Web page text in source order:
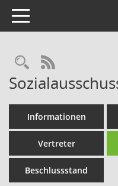
Toggle navigation
RSS-Feed
Informationen
Vertreter
Beschlussstand